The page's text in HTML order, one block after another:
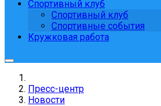
Спортивный клуб
Спортивный клуб
Спортивные события
Кружковая работа
Пресс-центр
Новости